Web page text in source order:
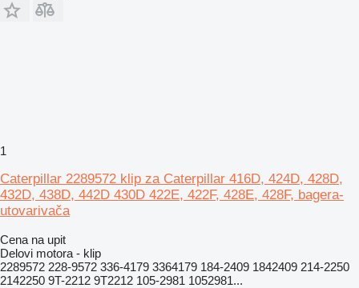
1
Caterpillar 2289572 klip za Caterpillar 416D, 424D, 428D,
432D, 438D, 442D 430D 422E, 422F, 428E, 428F, bagera-
utovarivača
Cena na upit
Delovi motora - klip
2289572 228-9572 336-4179 3364179 184-2409 1842409 214-2250
2142250 9T-2212 9T2212 105-2981 1052981...